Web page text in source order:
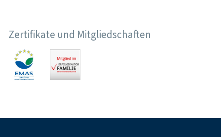
Zertifikate und Mitgliedschaften